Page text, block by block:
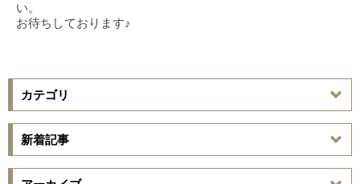
い。
お待ちしております♪
カテゴリ
新着記事